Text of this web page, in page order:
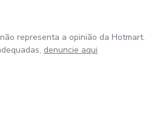
representa a opinião da Hotmart.
denuncie aqui